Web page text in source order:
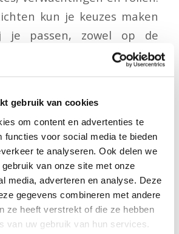
gebruik van cookies
om content en advertenties te
functies voor social media te bieden
te analyseren. Ook delen we
van onze site met onze
media, adverteren en analyse. Deze
gegevens combineren met andere
ze heeft verstrekt of die ze hebben
van uw gebruik van hun services.
kun je keuzes maken
je passen, zowel op de
die zichzelf beter wil
die hun potentieel willen
en effectiever willen
die investeren in